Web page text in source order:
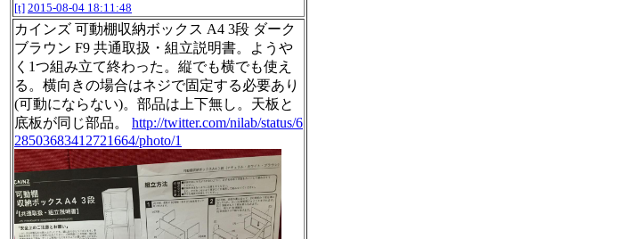
[t] 2015-08-04 18:11:48
カインズ 可動棚収納ボックス A4 3段 ダーク
ブラウン F9 共通取扱・組立説明書。ようや
く1つ組み立て終わった。縦でも横でも使え
る。横向きの場合はネジで固定する必要あり
(可動にならない)。部品は上下無し。天板と
底板が同じ部品。 http://twitter.com/nilab/status/6
28503683412721664/photo/1